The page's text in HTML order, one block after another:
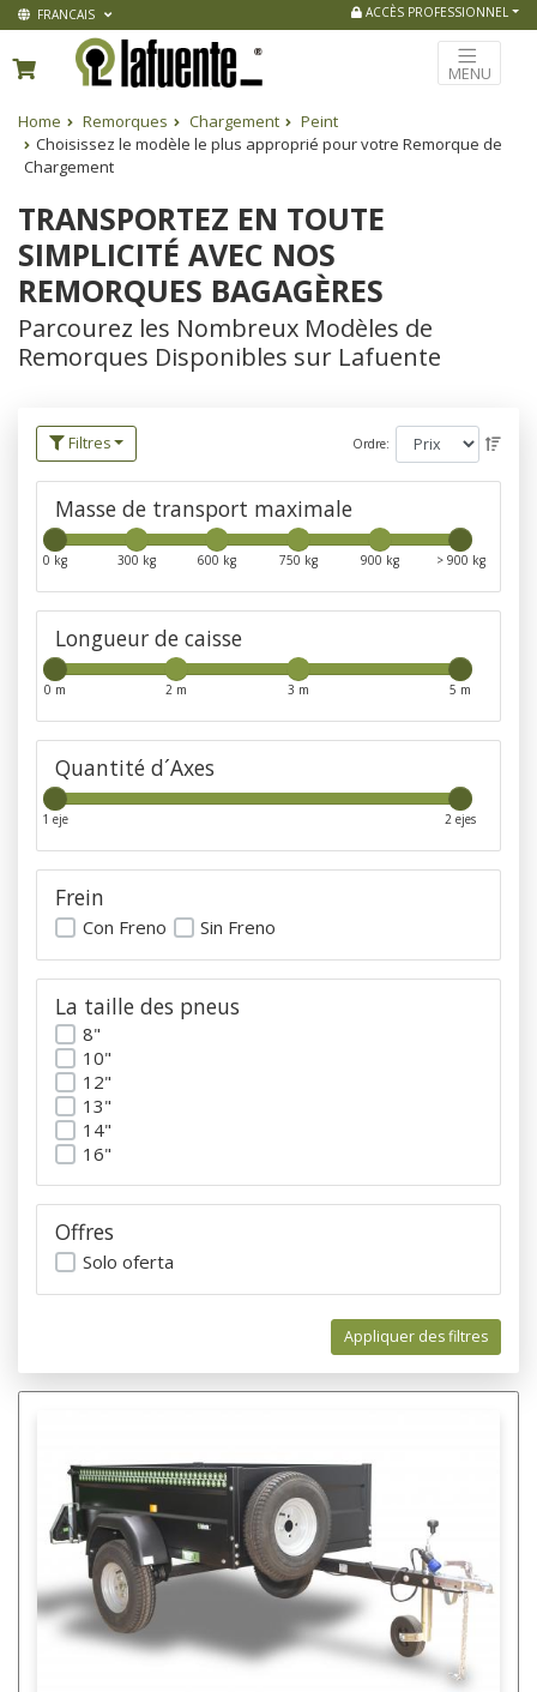
FRANCAIS ACCÈS PROFESSIONNEL
MENU
Home Remorques Chargement
Peint
Choisissez le modèle le plus approprié pour votre Remorque de
Chargement
TRANSPORTEZ EN TOUTE
SIMPLICITÉ AVEC NOS
REMORQUES BAGAGÈRES
Parcourez les Nombreux Modèles de
Remorques Disponibles sur Lafuente
Filtres Ordre:
Masse de transport maximale
0 kg 300 kg 600 kg 750 kg 900 kg > 900 kg
Longueur de caisse
0 m 2 m 3 m 5 m
Quantité d´Axes
1 eje 2 ejes
Frein
Con Freno Sin Freno
La taille des pneus
8"
10"
12"
13"
14"
16"
Offres
Solo oferta
Appliquer des filtres